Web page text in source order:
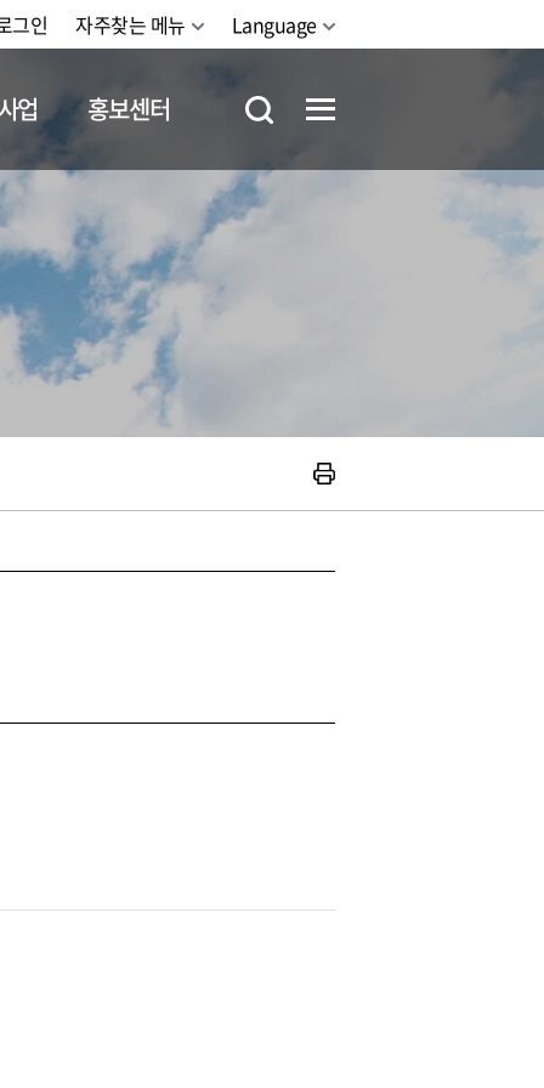
그인 자주찾는 메뉴 Language
업 홍보센터